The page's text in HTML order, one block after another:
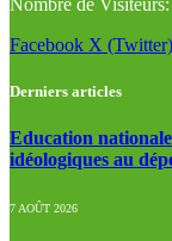
Facebook X (Twitter)
Derniers articles
Education
idéologiques au
7 AOÛT 2026